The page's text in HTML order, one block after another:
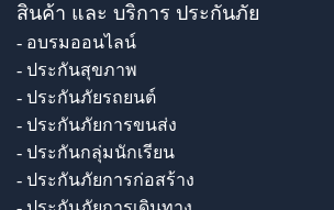
สินค้า และ บริการ ประกันภัย
- อบรมออนไลน์
- ประกันสุขภาพ
- ประกันภัยรถยนต์
- ประกันภัยการขนส่ง
- ประกันกลุ่มนักเรียน
- ประกันภัยการก่อสร้าง